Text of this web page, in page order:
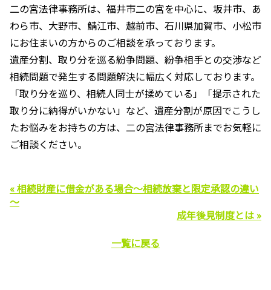
二の宮法律事務所は、福井市二の宮を中心に、坂井市、あ
わら市、大野市、鯖江市、越前市、石川県加賀市、小松市
にお住まいの方からのご相談を承っております。
遺産分割、取り分を巡る紛争問題、紛争相手との交渉など
相続問題で発生する問題解決に幅広く対応しております。
「取り分を巡り、相続人同士が揉めている」「提示された
取り分に納得がいかない」など、遺産分割が原因でこうし
たお悩みをお持ちの方は、二の宮法律事務所までお気軽に
ご相談ください。
« 相続財産に借金がある場合～相続放棄と限定承認の違い
～
成年後見制度とは »
一覧に戻る